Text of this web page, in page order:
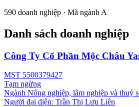
590 doanh nghiệp · Mã ngành A
Danh sách doanh nghiệp
Công Ty Cổ Phần Mộc Châu
MST 5500379427
Tạm ngừng
Ngành Nông nghiệp, lâm nghiệp và thuỷ
Người đại diện: Trần Thị Lưu Liên